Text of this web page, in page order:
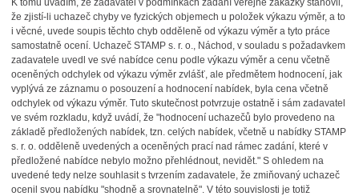
K tomu uvádím, že zadavatel v podmínkách zadání veřejné zakázky stanovil,
že zjistí-li uchazeč chyby ve fyzických objemech u položek výkazu výměr, a to
i věcné, uvede soupis těchto chyb odděleně od výkazu výměr a tyto práce
samostatně ocení. Uchazeč STAMP s. r. o., Náchod, v souladu s požadavkem
zadavatele uvedl ve své nabídce cenu podle výkazu výměr a cenu včetně
oceněných odchylek od výkazu výměr zvlášť, ale předmětem hodnocení, jak
vyplývá ze záznamu o posouzení a hodnocení nabídek, byla cena včetně
odchylek od výkazu výměr. Tuto skutečnost potvrzuje ostatně i sám zadavatel
ve svém rozkladu, když uvádí, že "hodnocení uchazečů bylo provedeno na
základě předložených nabídek, tzn. celých nabídek, včetně u nabídky STAMP
s. r. o. odděleně uvedených a oceněných prací nad rámec zadání, které v
předložené nabídce nebylo možno přehlédnout, nevidět." S ohledem na
uvedené tedy nelze souhlasit s tvrzením zadavatele, že zmiňovaný uchazeč
ocenil svou nabídku "shodně a srovnatelně". V této souvislosti je totiž